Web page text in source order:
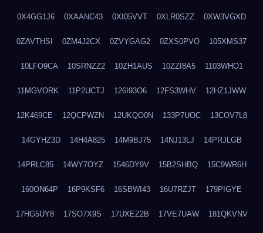
0X4GG1J6 0XAANC43 0XI05VVT 0XLR0SZZ 0XW3VGXD
0ZAVTHSI 0ZM4J2CX 0ZVYGAG2 0ZXS0PVO 105XMS37
10LFO9CA 10SRNZZ2 10ZH1AUS 10ZZI8A5 1103WHO1
11MGVORK 11P2UCTJ 126I93O6 12FS3WHV 12HZ1JWW
12K469CE 12QCPWZN 12UKQO0N 133P7UOC 13COV7L8
14GYHZ3D 14H4A825 14M9BJ75 14NJ13LJ 14PRJLGB
14PRLC85 14WY7OYZ 1546DY9V 15B2SHBQ 15C9WR6H
160ON64P 16P9KSF6 16SBWI43 16U7RZJT 179PIGYE
17HG5UY8 17SO7X9S 17UXEZ2B 17VE7UAW 181QKVNV